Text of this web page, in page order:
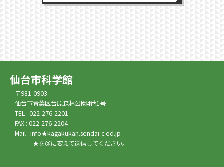
仙台市科学館
〒981-0903
仙台市青葉区台原森林公園4番1号
TEL : 022-276-2201
FAX : 022-276-2204
Mail : info★kagakukan.sendai-c.ed.jp
★を＠に変えて送信してください。